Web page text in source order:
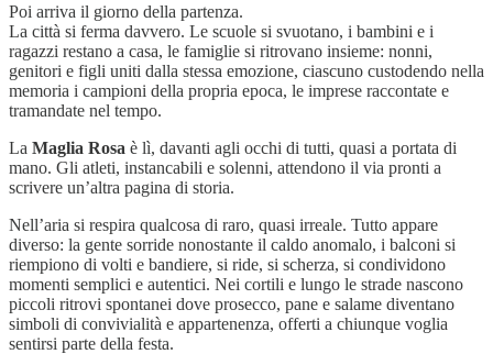
Poi arriva il giorno della partenza.
La città si ferma davvero. Le scuole si svuotano, i bambini e i
ragazzi restano a casa, le famiglie si ritrovano insieme: nonni,
genitori e figli uniti dalla stessa emozione, ciascuno custodendo nella
memoria i campioni della propria epoca, le imprese raccontate e
tramandate nel tempo.
La Maglia Rosa è lì, davanti agli occhi di tutti, quasi a portata di
mano. Gli atleti, instancabili e solenni, attendono il via pronti a
scrivere un’altra pagina di storia.
Nell’aria si respira qualcosa di raro, quasi irreale. Tutto appare
diverso: la gente sorride nonostante il caldo anomalo, i balconi si
riempiono di volti e bandiere, si ride, si scherza, si condividono
momenti semplici e autentici. Nei cortili e lungo le strade nascono
piccoli ritrovi spontanei dove prosecco, pane e salame diventano
simboli di convivialità e appartenenza, offerti a chiunque voglia
sentirsi parte della festa.